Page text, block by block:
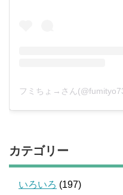
カテゴリー
いろいろ (197)